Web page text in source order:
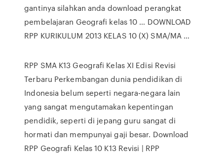
gantinya silahkan anda download perangkat
pembelajaran Geografi kelas 10 … DOWNLOAD
RPP KURIKULUM 2013 KELAS 10 (X) SMA/MA …
RPP SMA K13 Geografi Kelas XI Edisi Revisi
Terbaru Perkembangan dunia pendidikan di
Indonesia belum seperti negara-negara lain
yang sangat mengutamakan kepentingan
pendidik, seperti di jepang guru sangat di
hormati dan mempunyai gaji besar. Download
RPP Geografi Kelas 10 K13 Revisi | RPP